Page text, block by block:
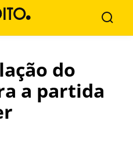
do
a partida